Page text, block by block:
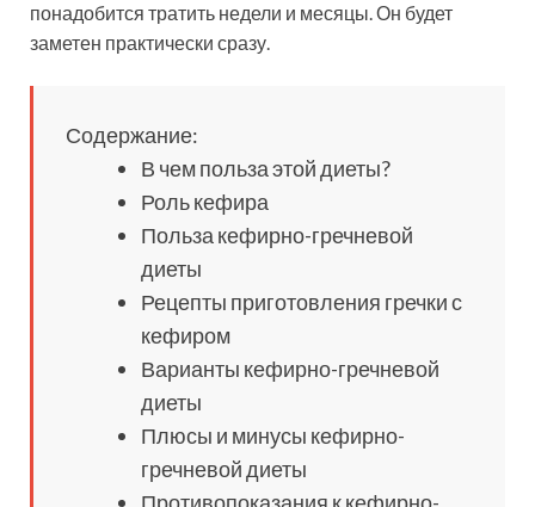
понадобится тратить недели и месяцы. Он будет
заметен практически сразу.
Содержание:
В чем польза этой диеты?
Роль кефира
Польза кефирно-гречневой
диеты
Рецепты приготовления гречки с
кефиром
Варианты кефирно-гречневой
диеты
Плюсы и минусы кефирно-
гречневой диеты